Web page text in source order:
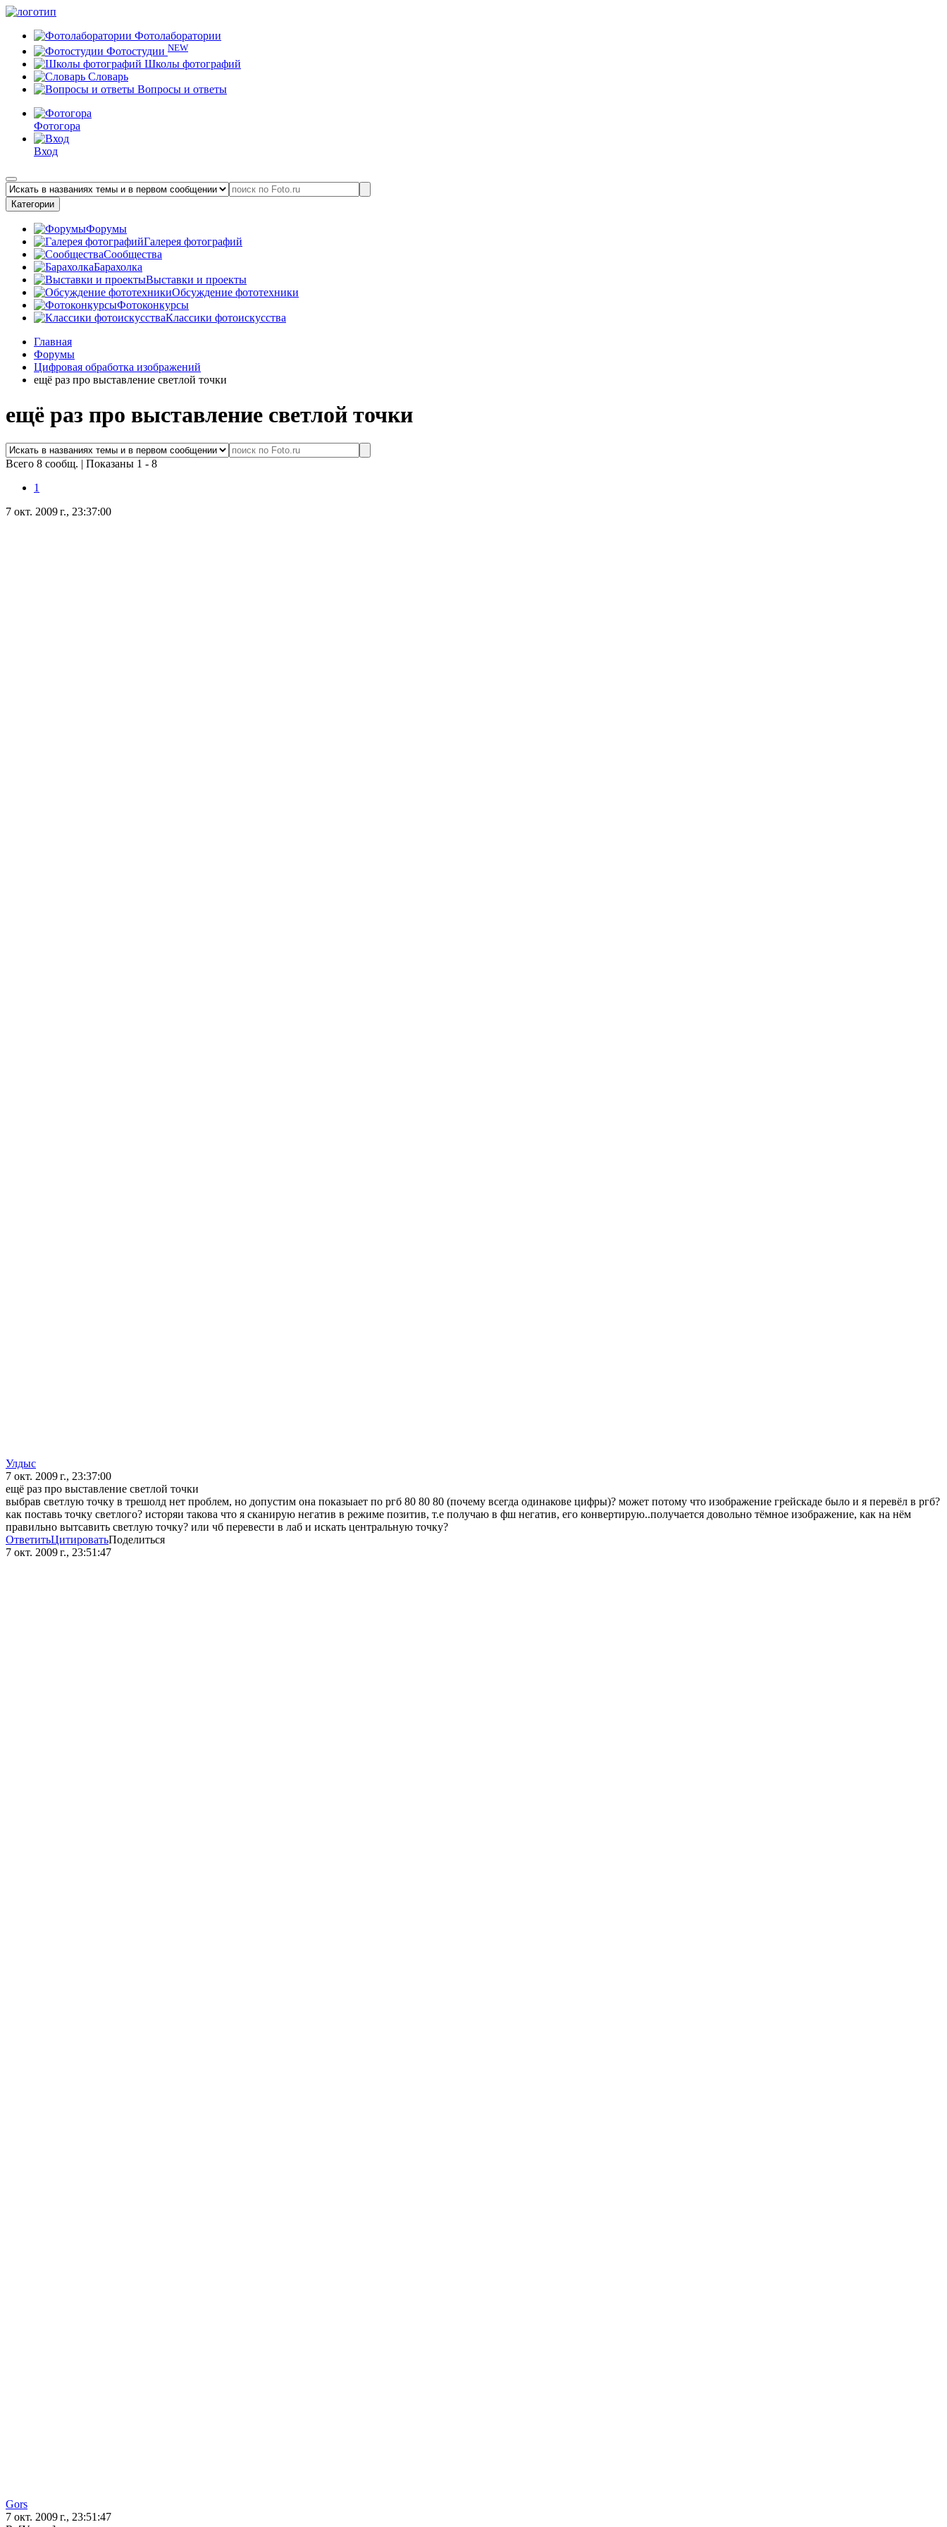
Фотолаборатории
Фотостудии NEW
Школы фотографий
Словарь
Вопросы и ответы
Фотогора
Вход
Категории
Форумы
Галерея фотографий
Сообщества
Барахолка
Выставки и проекты
Обсуждение фототехники
Фотоконкурсы
Классики фотоискусства
Главная
Форумы
Цифровая обработка изображений
ещё раз про выставление светлой точки
ещё раз про выставление светлой точки
Всего 8 сообщ. | Показаны 1 - 8
1
7 окт. 2009 г., 23:37:00
Улдыс
7 окт. 2009 г., 23:37:00
ещё раз про выставление светлой точки
выбрав светлую точку в трешолд нет проблем, но допустим она показыает по ргб 80 80 80 (почему всегда одинакове цифры)? может потому что изображение грейскаде было и я перевёл в ргб?
как поставь точку светлого? исторяи такова что я сканирую негатив в режиме позитив, т.е получаю в фш негатив, его конвертирую..получается довольно тёмное изображение, как на нём
правильно вытсавить светлую точку? или чб перевести в лаб и искать центральную точку?
ОтветитьЦитироватьПоделиться
7 окт. 2009 г., 23:51:47
Gors
7 окт. 2009 г., 23:51:47